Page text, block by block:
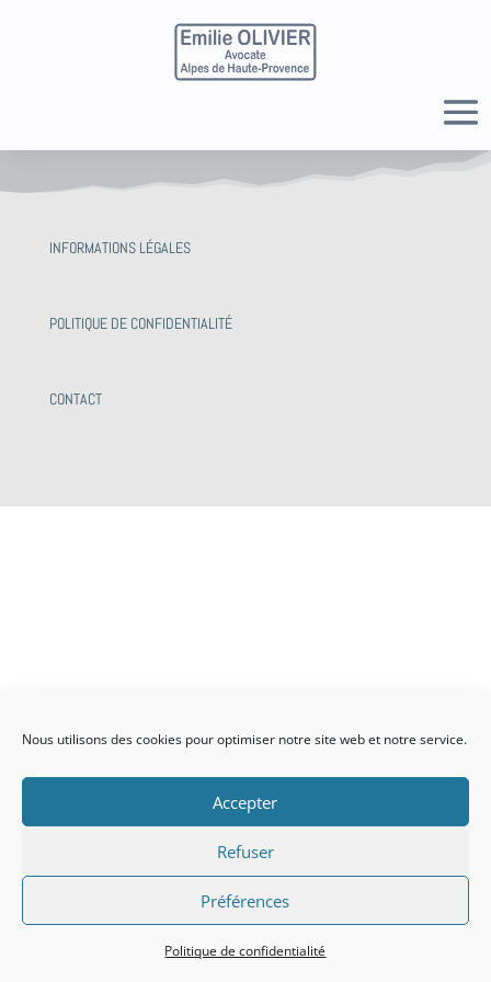
Nous utilisons des cookies pour optimiser notre site web et notre service.
Accepter
Refuser
Préférences
Politique de confidentialité
INFORMATIONS LÉGALES
POLITIQUE DE CONFIDENTIALITÉ
CONTACT